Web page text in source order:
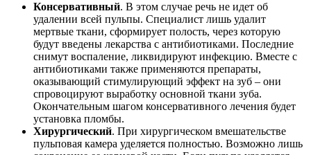
Консервативный. В этом случае речь не идет об
удалении всей пульпы. Специалист лишь удалит
мертвые ткани, сформирует полость, через которую
будут введены лекарства с антибиотиками. Последние
снимут воспаление, ликвидируют инфекцию. Вместе с
антибиотиками также применяются препараты,
оказывающий стимулирующий эффект на зуб – они
спровоцируют выработку основной ткани зуба.
Окончательным шагом консервативного лечения будет
установка пломбы.
Хирургический. При хирургическом вмешательстве
пульповая камера уделяется полностью. Возможно лишь